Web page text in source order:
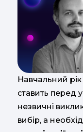
Навчальний рік
ставить перед
незвичні
вибір, а